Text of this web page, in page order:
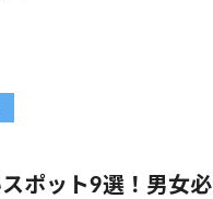
ポット9選！男女必